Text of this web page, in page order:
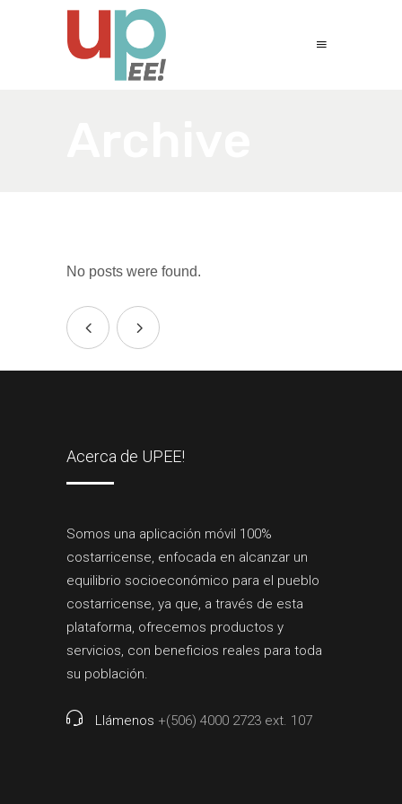
No posts were found.
Acerca de UPEE!
Somos una aplicación móvil 100%
costarricense, enfocada en alcanzar un
equilibrio socioeconómico para el pueblo
costarricense, ya que, a través de esta
plataforma, ofrecemos productos y
servicios, con beneficios reales para toda
su población.
Llámenos +(506) 4000 2723 ext. 107